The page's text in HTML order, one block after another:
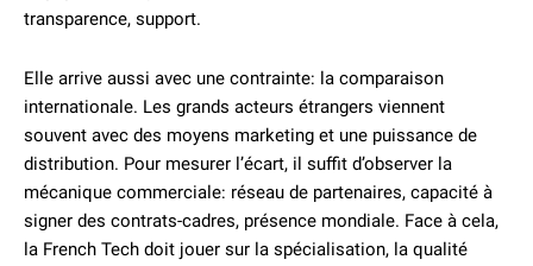
transparence, support.
Elle arrive aussi avec une contrainte: la comparaison
internationale. Les grands acteurs étrangers viennent
souvent avec des moyens marketing et une puissance de
distribution. Pour mesurer l’écart, il suffit d’observer la
mécanique commerciale: réseau de partenaires, capacité à
signer des contrats-cadres, présence mondiale. Face à cela,
la French Tech doit jouer sur la spécialisation, la qualité